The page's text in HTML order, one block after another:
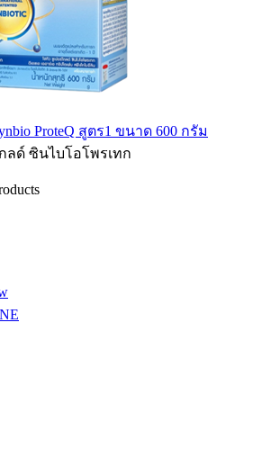
ProteQ สูตร1 ขนาด 600 กรัม
ลด์ ซินไบโอโพรเทก